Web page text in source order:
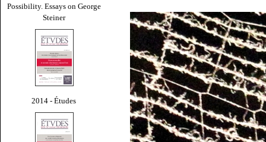
Possibility. Essays on George
Steiner
2014 - Études